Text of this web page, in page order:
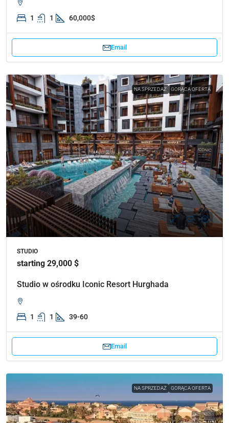
1 1 60,000$
Email
NA SPRZEDAŻ GORĄCA OFERTA
STUDIO
starting 29,000 $
Studio w ośrodku Iconic Resort Hurghada
1 1 39-60
Email
NA SPRZEDAŻ GORĄCA OFERTA